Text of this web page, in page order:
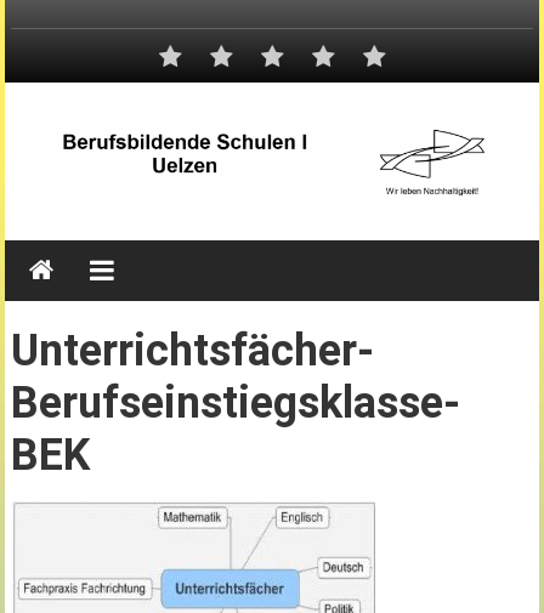
Unterrichtsfächer-
Berufseinstiegsklasse-
BEK